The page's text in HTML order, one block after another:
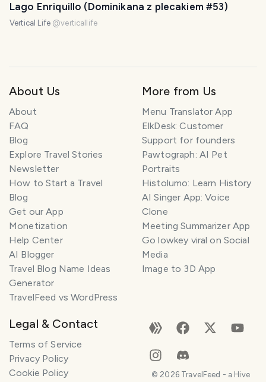
Lago Enriquillo (Dominikana z plecakiem #53)
Vertical Life @verticallife
About Us
About
FAQ
Blog
Explore Travel Stories
Newsletter
How to Start a Travel
Blog
Get our App
Monetization
Help Center
AI Blogger
Travel Blog Name Ideas
Generator
TravelFeed vs WordPress
More from Us
Menu Translator App
ElkDesk: Customer
Support for founders
Pawtograph: AI Pet
Portraits
Histolumo: Learn History
AI Singer App: Voice
Clone
Meeting Summarizer App
Go lowkey viral on Social
Media
Image to 3D App
Legal & Contact
Terms of Service
Privacy Policy
Cookie Policy
© 2026TravelFeed - a Hive